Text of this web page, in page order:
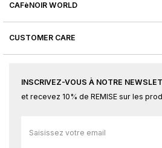
CAFèNOIR WORLD
CUSTOMER CARE
INSCRIVEZ-VOUS À NOTRE
et recevez 10% de REMISE sur les